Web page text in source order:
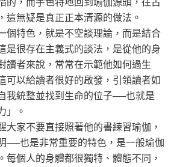
這無疑是真正正本清源的做法。
個特色，就是不空談理論，而是結合
是很存在主義式的談法，是從他的身
讀者來說，常常在示範他如何過生
可以給讀者很好的啟發，引領讀者如
我統整並找到生命的位子──也就是
」。
大家不要直接照著他的書練習瑜伽，
──也是非常重要的特色，是一般瑜伽
每個人的身體都很獨特、體態不同，